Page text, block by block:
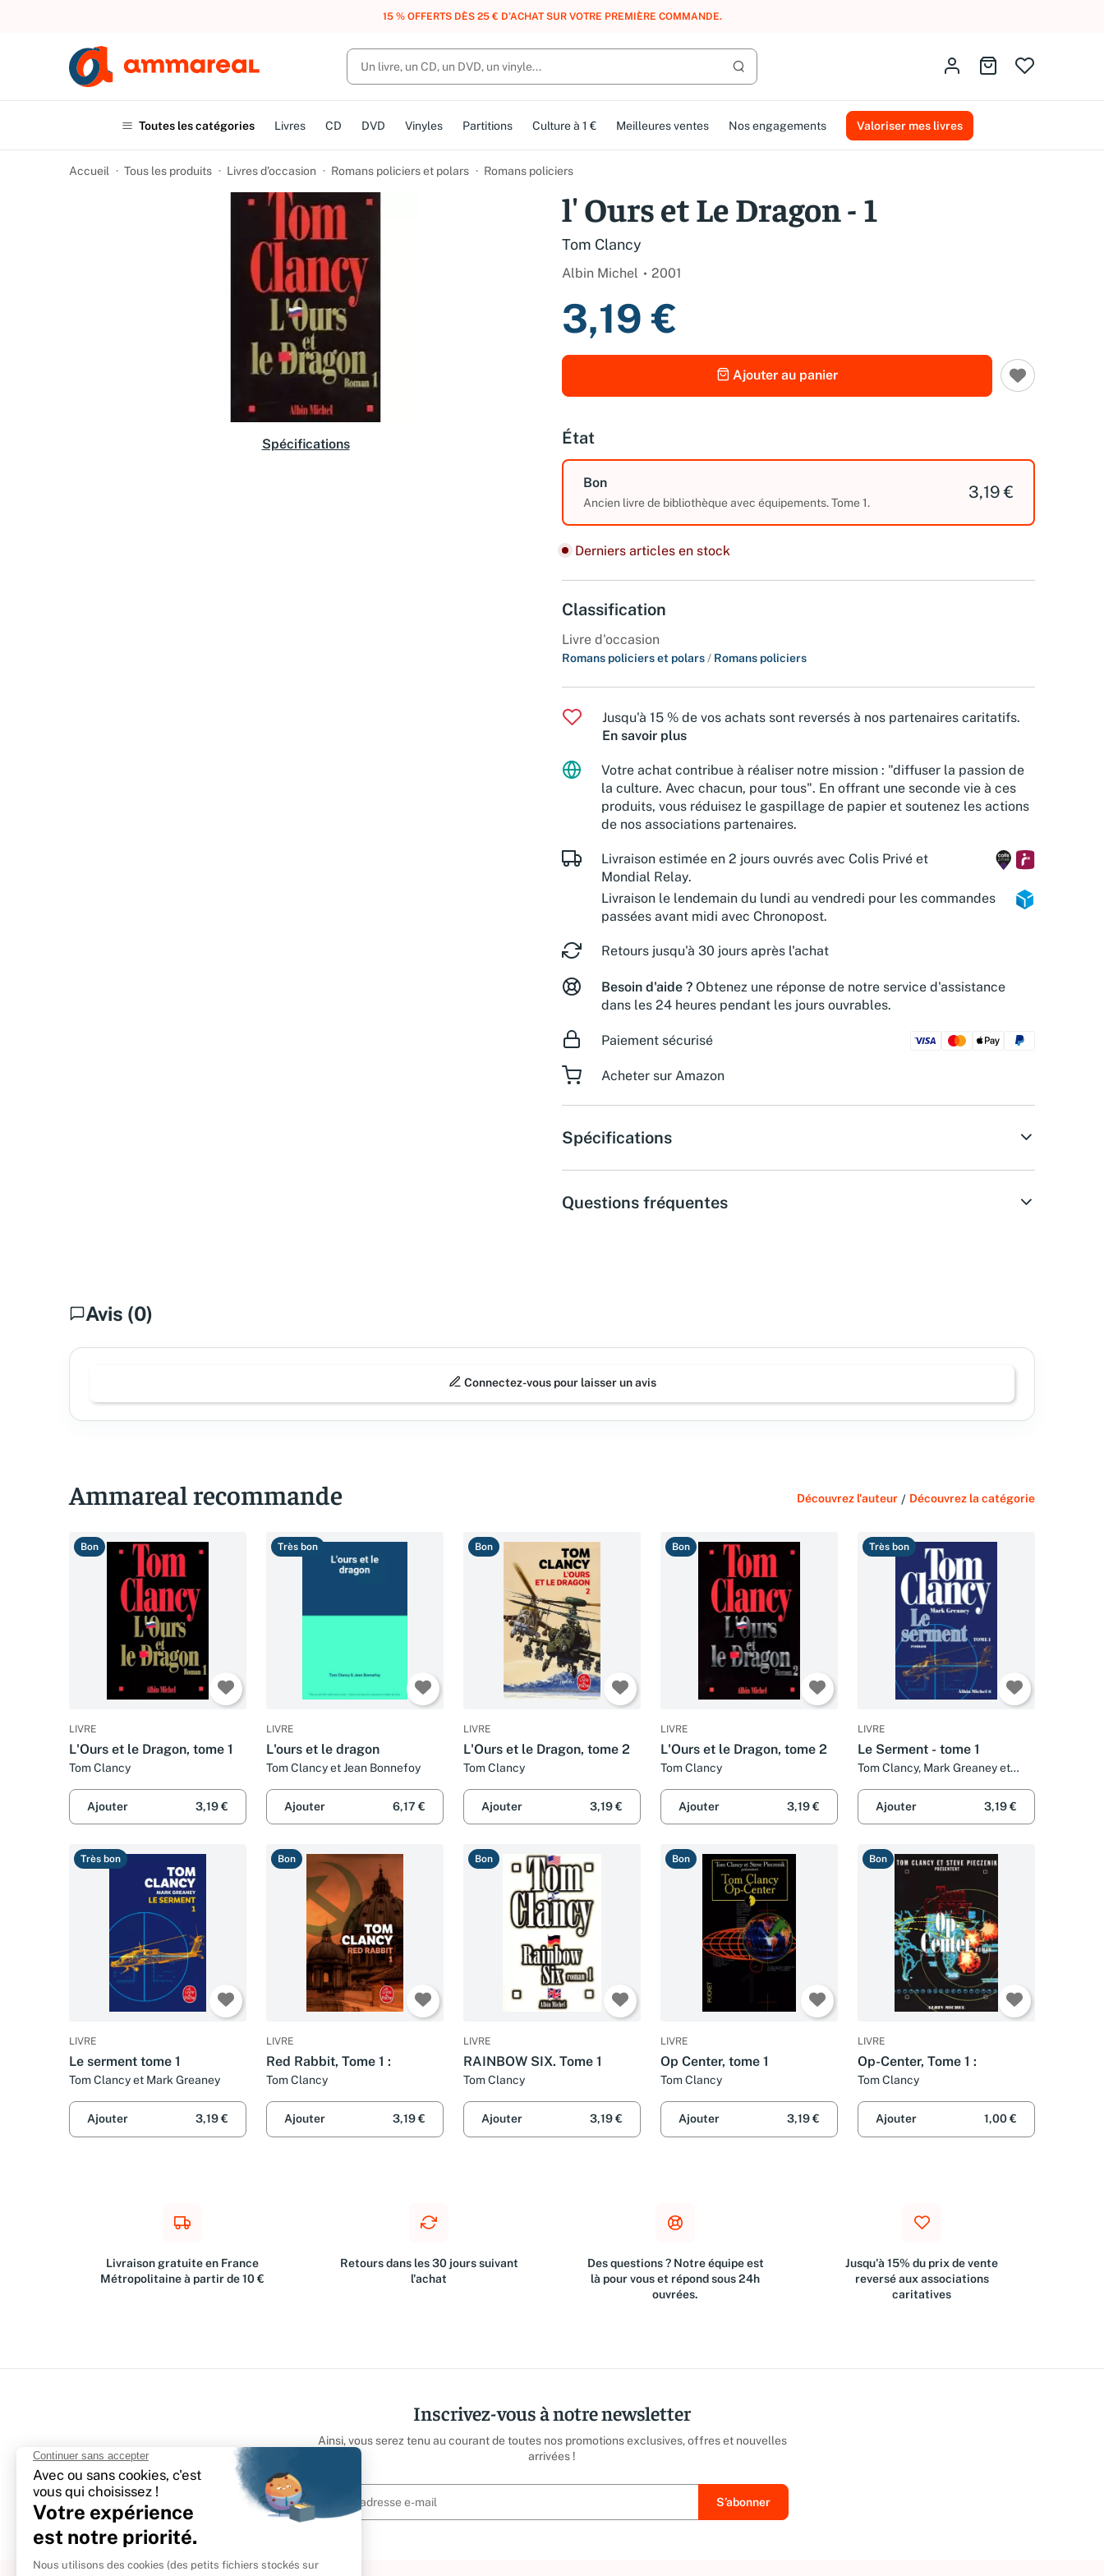
UN ACHAT, DES POINTS, DES RÉCOMPENSES :REJOIGNEZ GRATUITEMENT LE CLUB AMMAREAL.
Lancer la recherche
Identifiez-vousAller au panier
Toutes les catégories Livres CD DVD Vinyles Partitions Culture à 1 € Meilleures ventes Nos engagements Valoriser mes livres
Accueil Tous les produits Livres d’occasion Romans policiers et polars Romans policiers
Spécifications
l' Ours et Le Dragon - 1
Tom Clancy
Albin Michel 2001
3,19 €
Ajouter au panier
État
Bon
Ancien livre de bibliothèque avec équipements. Tome 1.
3,19 €
Derniers articles en stock
Classification
Livre d'occasion
Romans policiers et polars / Romans policiers
Jusqu'à 15 % de vos achats sont reversés à nos partenaires caritatifs.
En savoir plus
Votre achat contribue à réaliser notre mission : "diffuser la passion de
la culture. Avec chacun, pour tous". En offrant une seconde vie à ces
produits, vous réduisez le gaspillage de papier et soutenez les actions
de nos associations partenaires.
Livraison estimée en 2 jours ouvrés avec Colis Privé et
Mondial Relay.
Livraison le lendemain du lundi au vendredi pour les commandes
passées avant midi avec Chronopost.
Retours jusqu'à 30 jours après l'achat
Besoin d'aide ? Obtenez une réponse de notre service d'assistance
dans les 24 heures pendant les jours ouvrables.
Paiement sécurisé
Acheter sur Amazon
Spécifications
Questions fréquentes
Avis (0)
Connectez-vous pour laisser un avis
Ammareal recommande Découvrez l'auteur / Découvrez la catégorie
Bon
LIVRE
L'Ours et le Dragon, tome 1
Tom Clancy
Ajouter 3,19 €
Très bon
LIVRE
L'ours et le dragon
Tom Clancy et Jean Bonnefoy
Ajouter 6,17 €
Bon
LIVRE
L'Ours et le Dragon, tome 2
Tom Clancy
Ajouter 3,19 €
Bon
LIVRE
L'Ours et le Dragon, tome 2
Tom Clancy
Ajouter 3,19 €
Très bon
LIVRE
Le Serment - tome 1
Tom Clancy, Mark Greaney et
Ajouter
3,19 €
Très bon
LIVRE
Le serment tome 1
Tom Clancy et Mark Greaney
Ajouter 3,19 €
Bon
LIVRE
Red Rabbit, Tome 1 :
Tom Clancy
Ajouter 3,19 €
Bon
LIVRE
RAINBOW SIX. Tome 1
Tom Clancy
Ajouter 3,19 €
Bon
LIVRE
Op Center, tome 1
Tom Clancy
Ajouter 3,19 €
Bon
LIVRE
Op-Center, Tome 1 :
Tom Clancy
Ajouter 1,00 €
Livraison gratuite en France
Métropolitaine à partir de 10 €
Retours dans les 30 jours suivant
l'achat
Des questions ? Notre équipe est
là pour vous et répond sous 24h
ouvrées.
Jusqu'à 15% du prix de vente
reversé aux associations
caritatives
Inscrivez-vous à notre newsletter
Ainsi, vous serez tenu au courant de toutes nos promotions exclusives, offres et nouvelles
arrivées !